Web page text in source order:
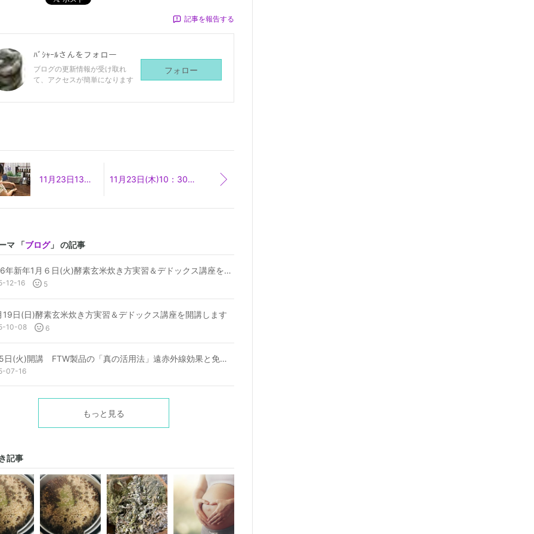
記事を報告する
ﾊﾞｼｬｰﾙさんをフォロー
ブログの更新情報が受け取れ
て、アクセスが簡単になります
フォロー
11月23日13：30~代官山サロン メディカルアロマで石鹸作り♪受付中 11月23日(木)10：30～ doterraアロマヨガ開催します♪ ＠代官山サロン
マ 「ブログ」 の記事
2026年新年1月６日(火)酵素玄米炊き方実習＆デドックス講座を開講します♪
12-16 5
19日(日)酵素玄米炊き方実習＆デドックス講座を開講します
10-08 6
8月5日(火)開講 FTW製品の「真の活用法」遠赤外線効果と免疫、デドックスと「水」について
07-16
もっと見る
記事